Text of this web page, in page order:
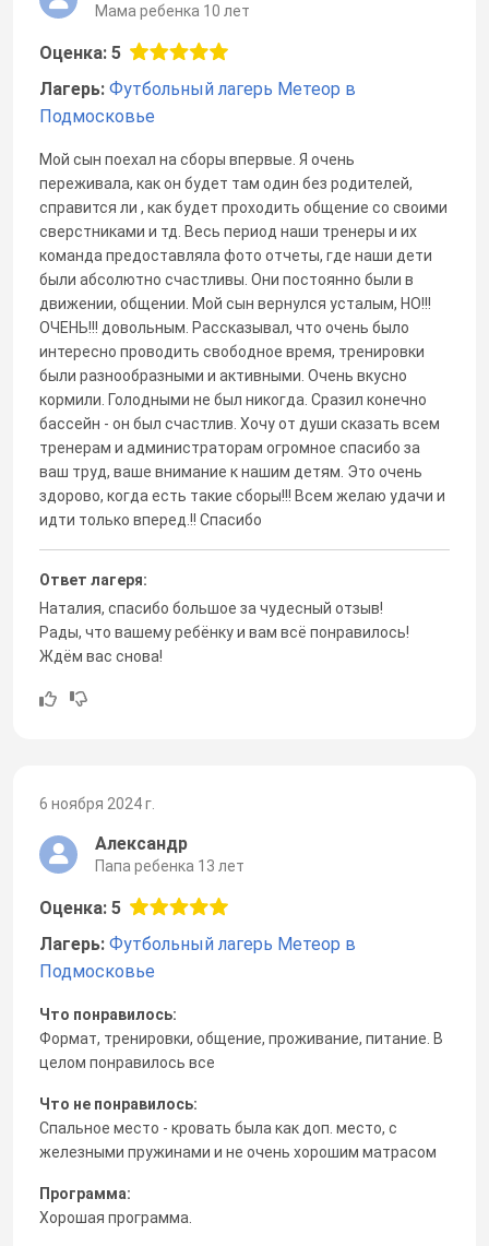
Мама ребенка 10 лет
Оценка: 5
Лагерь: Футбольный лагерь Метеор в
Подмосковье
Мой сын поехал на сборы впервые. Я очень
переживала, как он будет там один без родителей,
справится ли , как будет проходить общение со своими
сверстниками и тд. Весь период наши тренеры и их
команда предоставляла фото отчеты, где наши дети
были абсолютно счастливы. Они постоянно были в
движении, общении. Мой сын вернулся усталым, НО!!!
ОЧЕНЬ!!! довольным. Рассказывал, что очень было
интересно проводить свободное время, тренировки
были разнообразными и активными. Очень вкусно
кормили. Голодными не был никогда. Сразил конечно
бассейн - он был счастлив. Хочу от души сказать всем
тренерам и администраторам огромное спасибо за
ваш труд, ваше внимание к нашим детям. Это очень
здорово, когда есть такие сборы!!! Всем желаю удачи и
идти только вперед.!! Спасибо
Ответ лагеря:
Наталия, спасибо большое за чудесный отзыв!
Рады, что вашему ребёнку и вам всё понравилось!
Ждём вас снова!
6 ноября 2024 г.
Александр
Папа ребенка 13 лет
Оценка: 5
Лагерь: Футбольный лагерь Метеор в
Подмосковье
Что понравилось:
Формат, тренировки, общение, проживание, питание. В
целом понравилось все
Что не понравилось:
Спальное место - кровать была как доп. место, с
железными пружинами и не очень хорошим матрасом
Программа:
Хорошая программа.